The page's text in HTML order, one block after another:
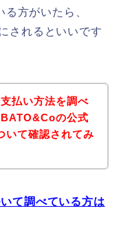
方がいたら、
されるといいです
払い方法を調べ
の公式
いて確認されてみ
て調べている方は